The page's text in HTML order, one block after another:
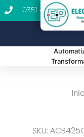
0351 462-1771
SKU: